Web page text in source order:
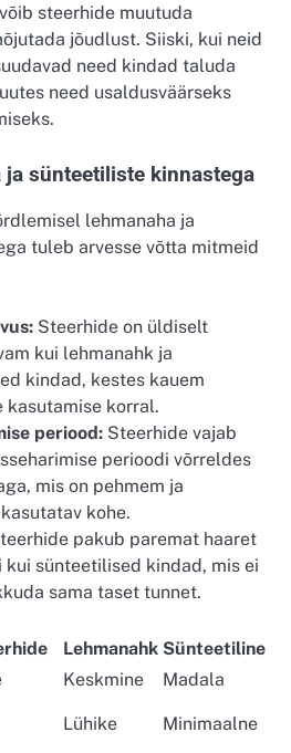
steerhide muutuda
jõudlust. Siiski, kui neid
need kindad taluda
need usaldusväärseks
sünteetiliste kinnastega
lehmanaha ja
tuleb arvesse võtta mitmeid
Steerhide on üldiselt
kui lehmanahk ja
kindad, kestes kauem
kasutamise korral.
periood: Steerhide vajab
perioodi võrreldes
mis on pehmem ja
kohe.
pakub paremat haaret
sünteetilised kindad, mis ei
sama taset tunnet.
Lehmanahk Sünteetiline
Keskmine
Madala
Lühike Minimaalne